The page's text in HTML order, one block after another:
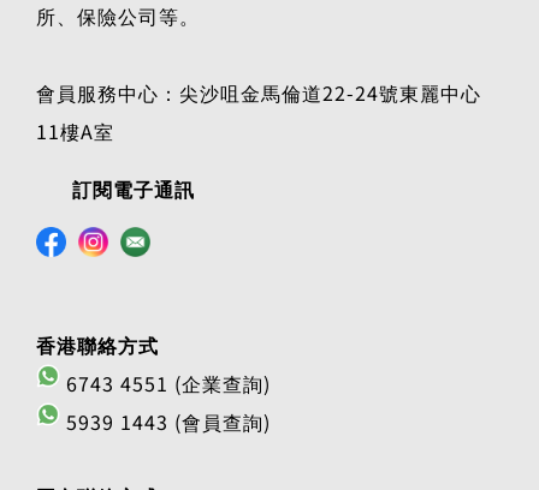
所、保險公司等。
會員服務中心：尖沙咀金馬倫道22-24號東麗中心
11樓A室
訂閱電子通訊
香港聯絡方式
6743 4551 (企業查詢)
5939 1443 (會員查詢)